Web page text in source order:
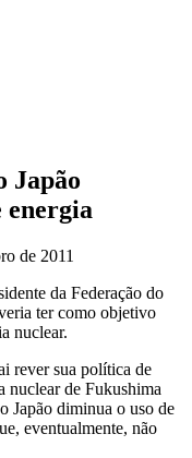
Japão
de 2011
da Federação do
ter como objetivo
nuclear.
rever sua política de
nuclear de Fukushima
Japão diminua o uso de
eventualmente, não